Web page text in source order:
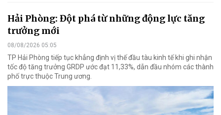
Hải Phòng: Đột phá từ những động lực tăng
trưởng mới
08/08/2026 05:05
TP Hải Phòng tiếp tục khẳng định vị thế đầu tàu kinh tế khi ghi nhận
tốc độ tăng trưởng GRDP ước đạt 11,33%, dẫn đầu nhóm các thành
phố trực thuộc Trung ương.